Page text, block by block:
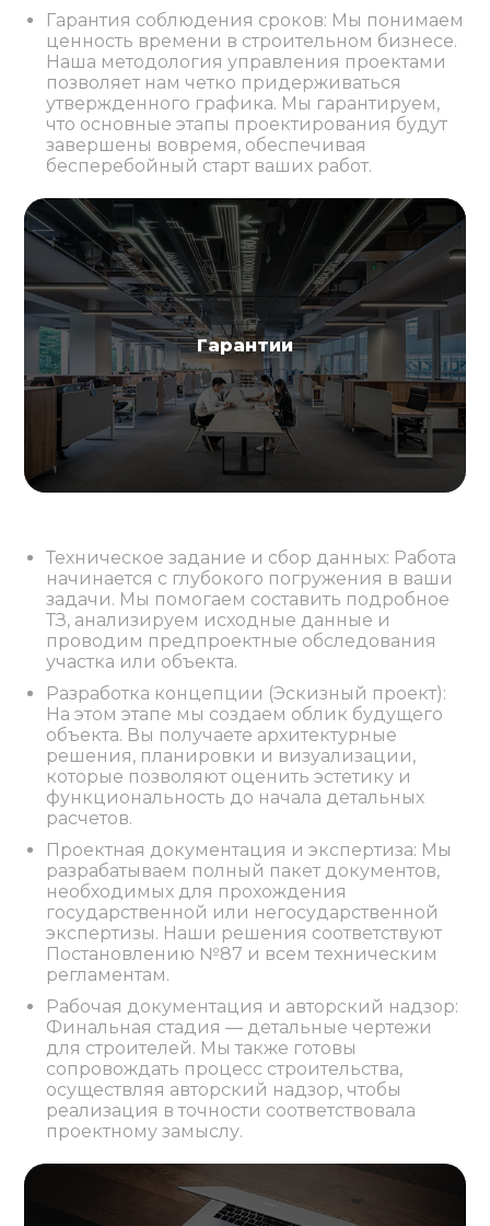
Гарантия соблюдения сроков: Мы понимаем
ценность времени в строительном бизнесе.
Наша методология управления проектами
позволяет нам четко придерживаться
утвержденного графика. Мы гарантируем,
что основные этапы проектирования будут
завершены вовремя, обеспечивая
бесперебойный старт ваших работ.
Гарантии
Техническое задание и сбор данных: Работа
начинается с глубокого погружения в ваши
задачи. Мы помогаем составить подробное
ТЗ, анализируем исходные данные и
проводим предпроектные обследования
участка или объекта.
Разработка концепции (Эскизный проект):
На этом этапе мы создаем облик будущего
объекта. Вы получаете архитектурные
решения, планировки и визуализации,
которые позволяют оценить эстетику и
функциональность до начала детальных
расчетов.
Проектная документация и экспертиза: Мы
разрабатываем полный пакет документов,
необходимых для прохождения
государственной или негосударственной
экспертизы. Наши решения соответствуют
Постановлению №87 и всем техническим
регламентам.
Рабочая документация и авторский надзор:
Финальная стадия — детальные чертежи
для строителей. Мы также готовы
сопровождать процесс строительства,
осуществляя авторский надзор, чтобы
реализация в точности соответствовала
проектному замыслу.